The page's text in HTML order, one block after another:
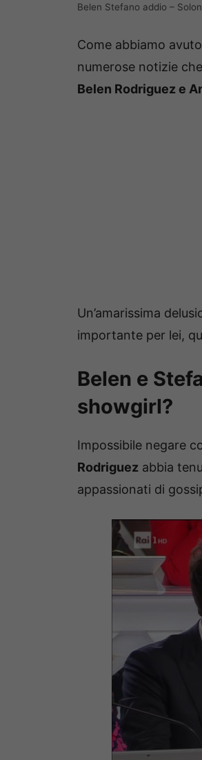
Belen Stefano addio –
Come abbiamo
numerose notizie
Belen Rodriguez e
Un’amarissima
importante per lei,
Belen e
showgirl?
Impossibile negare
Rodriguez abbia
appassionati di